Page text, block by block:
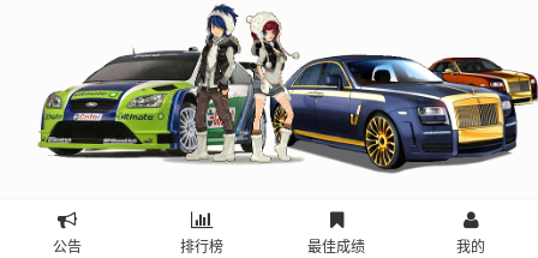
公告 排行榜 最佳成绩 我的